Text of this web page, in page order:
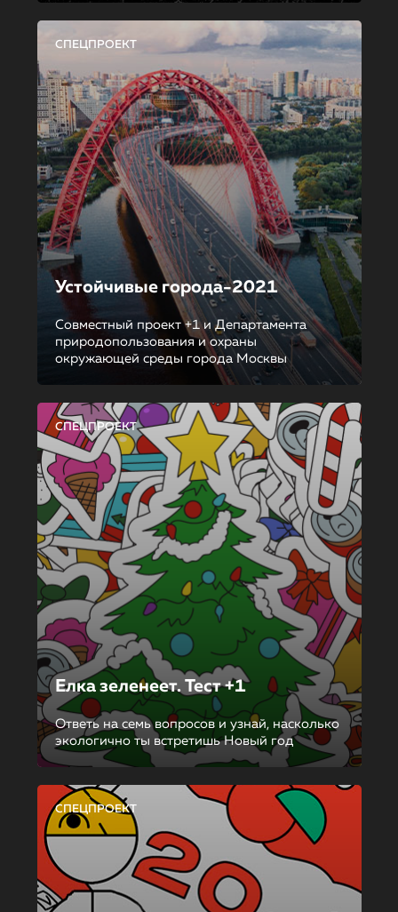
СПЕЦПРОЕКТ
Устойчивые города-2021
Совместный проект +1 и Департамента
природопользования и охраны
окружающей среды города Москвы
СПЕЦПРОЕКТ
Елка зеленеет. Тест +1
Ответь на семь вопросов и узнай, насколько
экологично ты встретишь Новый год
СПЕЦПРОЕКТ